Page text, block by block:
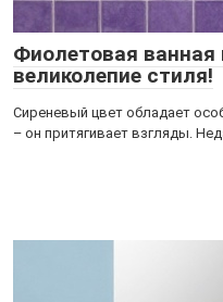
Фиолетовая ванная
великолепие стиля!
Сиреневый цвет обладает
– он притягивает взгляды.